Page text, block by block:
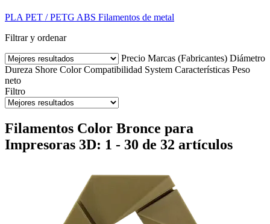
PLA PET / PETG ABS Filamentos de metal
Filtrar y ordenar
Precio Marcas (Fabricantes) Diámetro
Dureza Shore Color Compatibilidad System Características Peso
neto
Filtro
Filamentos Color Bronce para
Impresoras 3D: 1 - 30 de 32 artículos